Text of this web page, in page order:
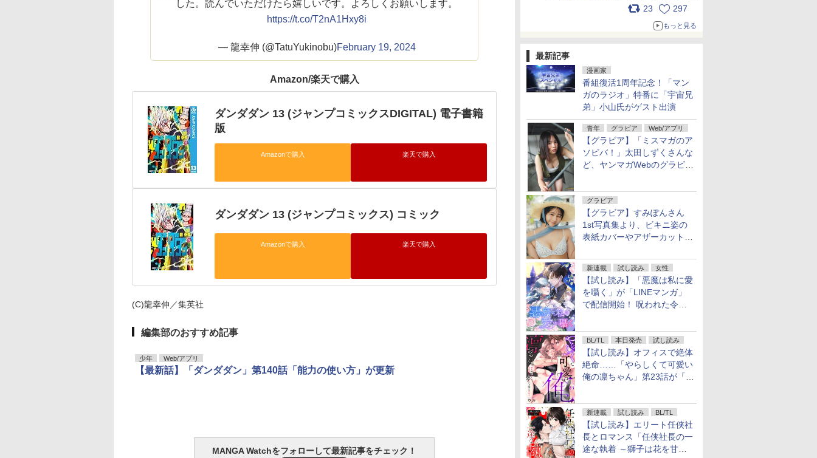
23 297
もっと見る
最新記事
漫画家
番組復活1周年記念！「マン
ガのラジオ」特番に「宇宙兄
弟」小山氏がゲスト出演
青年 グラビア Web/アプリ
【グラビア】「ミスマガのア
ソビバ！」太田しずくさんな
ど、ヤンマガWebのグラビア
グラビア
【グラビア】すみぽんさん
1st写真集より、ビキニ姿の
表紙カバーやアザーカットを
新連載 試し読み 女性
【試し読み】「悪魔は私に愛
を囁く」が「LINEマンガ」
で配信開始！ 呪われた令嬢×
BL/TL 本日発売 試し読み
【試し読み】オフィスで絶体
絶命……「やらしくて可愛い
俺の凛ちゃん」第23話が「コ
新連載 試し読み BL/TL
【試し読み】エリート任侠社
長とロマンス「任侠社長の一
途な執着 ～獅子は花を甘く
した。読んでいただけたら嬉しいです。よろしくお願いします。
https://t.co/T2nA1Hxy8i
— 龍幸伸 (@TatuYukinobu)February 19, 2024
Amazon/楽天で購入
ダンダダン 13 (ジャンプコミックスDIGITAL) 電子書籍
版
Amazonで購入 楽天で購入
ダンダダン 13 (ジャンプコミックス) コミック
Amazonで購入 楽天で購入
(C)龍幸伸／集英社
編集部のおすすめ記事
少年 Web/アプリ
【最新話】「ダンダダン」第140話「能力の使い方」が更新
MANGA Watchをフォローして最新記事をチェック！